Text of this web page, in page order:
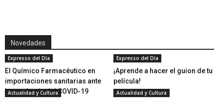
Novedades
Expresso del Día
El Químico Farmacéutico en
importaciones sanitarias ante
la pandemia del COVID-19
Expresso del Día
¡Aprende a hacer el guion de tu
película!
Actualidad y Cultura Actualidad y Cultura